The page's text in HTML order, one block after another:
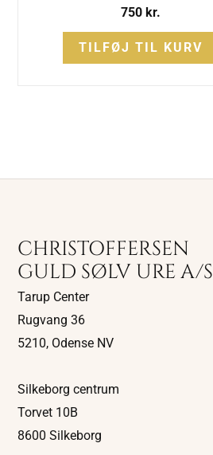
750 kr.
TILFØJ TIL KURV
CHRISTOFFERSEN
GULD SØLV URE A/S
Tarup Center
Rugvang 36
5210, Odense NV
Silkeborg centrum
Torvet 10B
8600 Silkeborg